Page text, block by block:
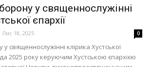
у священнослужінні
єпархії
Лис 18, 2025 0
священнослужінні клірика Хустської
2025 року керуючим Хустською єпархією